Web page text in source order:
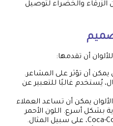
الزرقاء والخضراء لتوصيل
أن تقدمها:
يمكن أن تؤثر على المشاعر.
يُستخدم غالبًا للتعبير عن
يمكن أن تساعد العملاء
بشكل أسرع. اللون الأحمر